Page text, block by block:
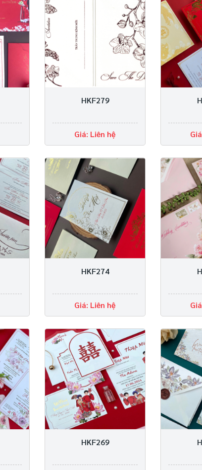
HKF279
Giá: Liên hệ
HKF274
Giá: Liên hệ
HKF269